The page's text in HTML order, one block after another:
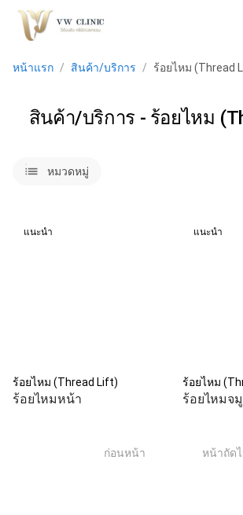
หน้าแรก / สินค้า/บริการ / ร้อยไหม (Thread
สินค้า/บริการ - ร้อยไหม
listsหมวดหมู่
แนะนำ
ร้อยไหม (Thread Lift)
ร้อยไหมหน้า
แนะนำ
ร้อยไหม
ร้อยไหมจ
ก่อนหน้า หน้าถัด